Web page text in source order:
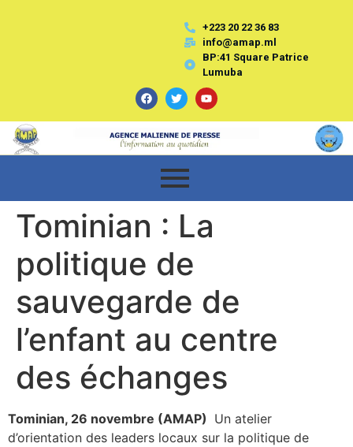
+223 20 22 36 83
info@amap.ml
BP:41 Square Patrice
Lumuba
Tominian : La
politique de
sauvegarde de
l’enfant au centre
des échanges
Tominian, 26 novembre (AMAP) Un atelier
d’orientation des leaders locaux sur la politique de